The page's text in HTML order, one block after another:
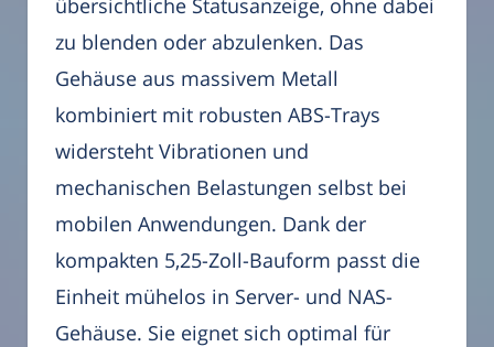
zu blenden oder abzulenken. Das
Gehäuse aus massivem Metall
kombiniert mit robusten ABS-Trays
widersteht Vibrationen und
mechanischen Belastungen selbst bei
mobilen Anwendungen. Dank der
kompakten 5,25-Zoll-Bauform passt die
Einheit mühelos in Server- und NAS-
Gehäuse. Sie eignet sich optimal für